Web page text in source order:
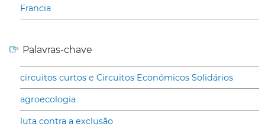
Francia
Palavras-chave
circuitos curtos e Circuitos Económicos Solidários
agroecologia
luta contra a exclusão